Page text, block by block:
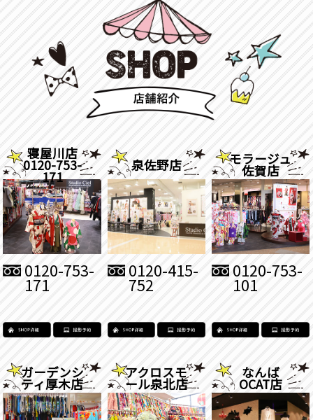
寝屋川店
0120-753-
171
0120-753-
171
泉佐野店
0120-415-
752
モラージュ
佐賀店
0120-753-
101
ガーデンシ
ティ厚木店
アクロスモ
ール泉北店
なんば
OCAT店